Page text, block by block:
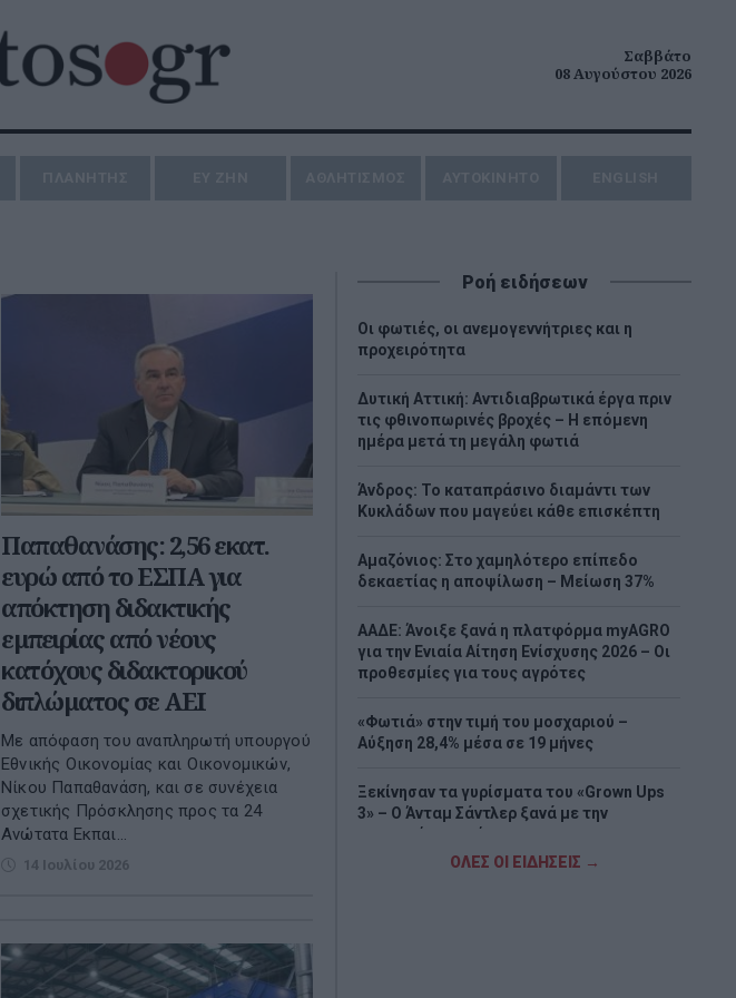
Σαββάτο
08 Αυγούστου 2026
Παπαθανάσης: 2,56 εκατ.
ευρώ από το ΕΣΠΑ για
απόκτηση διδακτικής
εμπειρίας από νέους
κατόχους διδακτορικού
διπλώματος σε ΑΕΙ
Με απόφαση του αναπληρωτή υπουργού
Εθνικής Οικονομίας και Οικονομικών,
Νίκου Παπαθανάση, και σε συνέχεια
σχετικής Πρόσκλησης προς τα 24
Ανώτατα Εκπαι...
14 Ιουλίου 2026
Ροή ειδήσεων
Οι φωτιές, οι ανεμογεννήτριες και η
προχειρότητα
Δυτική Αττική: Αντιδιαβρωτικά έργα πριν
τις φθινοπωρινές βροχές – Η επόμενη
ημέρα μετά τη μεγάλη φωτιά
Άνδρος: Το καταπράσινο διαμάντι των
Κυκλάδων που μαγεύει κάθε επισκέπτη
Αμαζόνιος: Στο χαμηλότερο επίπεδο
δεκαετίας η αποψίλωση – Μείωση 37%
ΑΑΔΕ: Άνοιξε ξανά η πλατφόρμα myAGRO
για την Ενιαία Αίτηση Ενίσχυσης 2026 – Οι
προθεσμίες για τους αγρότες
«Φωτιά» στην τιμή του μοσχαριού –
Αύξηση 28,4% μέσα σε 19 μήνες
Ξεκίνησαν τα γυρίσματα του «Grown Ups
3» – Ο Άνταμ Σάντλερ ξανά με την
αγαπημένη παρέα
ΟΛΕΣ ΟΙ ΕΙΔΗΣΕΙΣ →